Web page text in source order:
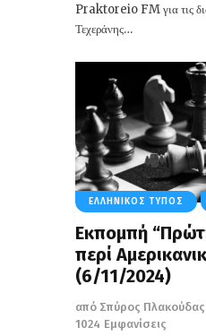
Praktoreio FM για τις
Τεχεράνης…
ΕΛΛΗΝΙΚΌΣ ΤΎΠΟΣ
Εκπομπή
περί
(6/11/2024)
από Σπύρος Πλακούδας
1024 Εμφανίσεις